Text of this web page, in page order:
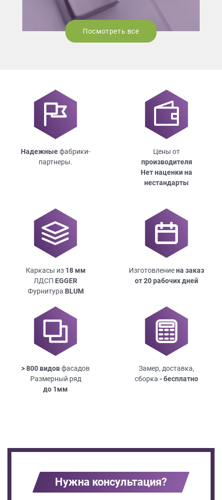
Посмотреть все
Надежныефабрики-
партнеры.
Цены от
производителя
Нет наценки на
нестандарты
Каркасы из 18мм
ЛДСП EGGER
Фурнитура BLUM
Изготовлениена заказ
от 20 рабочих дней
> 800 видовфасадов
Размерный ряд
до 1мм
Замер, доставка,
сборка - бесплатно
Нужна консультация?